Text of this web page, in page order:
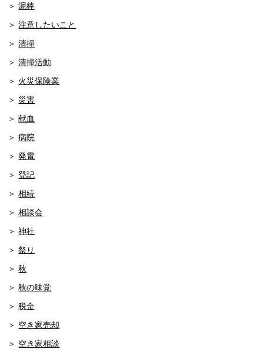
泥棒
注意したいこと
清掃
清掃活動
火災保険業
災害
献血
病院
発電
登記
相続
相談会
神社
祭り
秋
秋の味覚
税金
空き家売却
空き家相談